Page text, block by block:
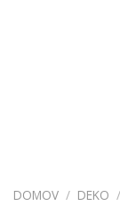
DOMOV / DEKO /